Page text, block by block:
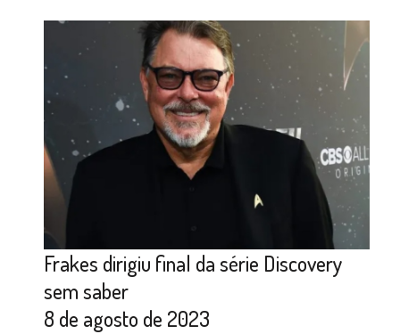
Frakes dirigiu final da série Discovery
sem saber
8 de agosto de 2023